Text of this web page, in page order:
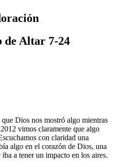
de Altar 7-24
Dios nos mostró algo mientras
vimos claramente que algo
con claridad una
algo en el corazón de Dios, una
a tener un impacto en los aires.